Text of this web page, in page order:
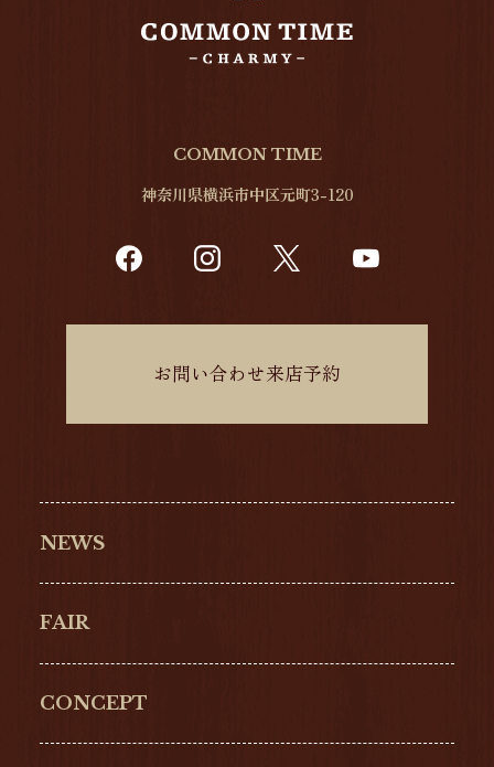
NEWS
FAIR
CONCEPT
COMMON TIME
神奈川県横浜市中区元町3-120
お問い合わせ来店予約